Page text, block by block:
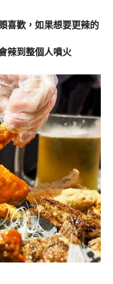
喜歡，如果想要更辣的
辣到整個人噴火